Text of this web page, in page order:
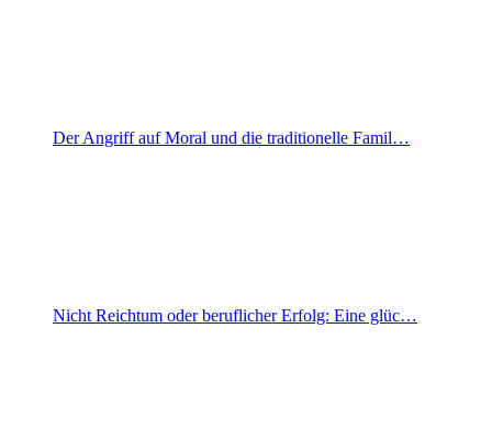
Der Angriff auf Moral und die traditionelle Famil…
Nicht Reichtum oder beruflicher Erfolg: Eine glüc…